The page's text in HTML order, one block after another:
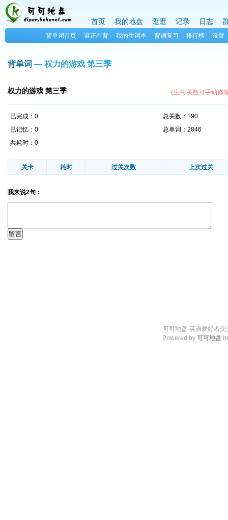
背单词首页 谁正在背 我的生词本 背诵复习 排行榜 设置
首页 我的地盘 逛逛 记录 日志
背单词 — 权力的游戏 第三季
权力的游戏 第三季 (注意:关数可手动修
已完成：0
总关数：190
已记忆：0
总单词：2846
共耗时：0
关卡 耗时 过关次数 上次过关
我来说2句：
可可地盘-英语爱好者
Powered by 可可地盘